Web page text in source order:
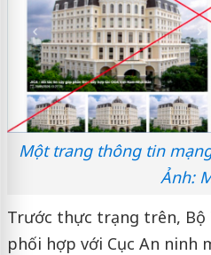
Một trang thông tin
Ảnh:
Trước thực trạng trên, Bộ
phối hợp với Cục An ninh